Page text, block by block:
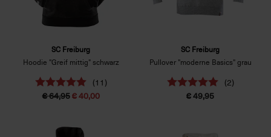
SC Freiburg
Hoodie "Greif mittig" schwarz
(11)
€ 64,95€ 40,00
SC Freiburg
Pullover "moderne Basics" grau
(2)
€ 49,95